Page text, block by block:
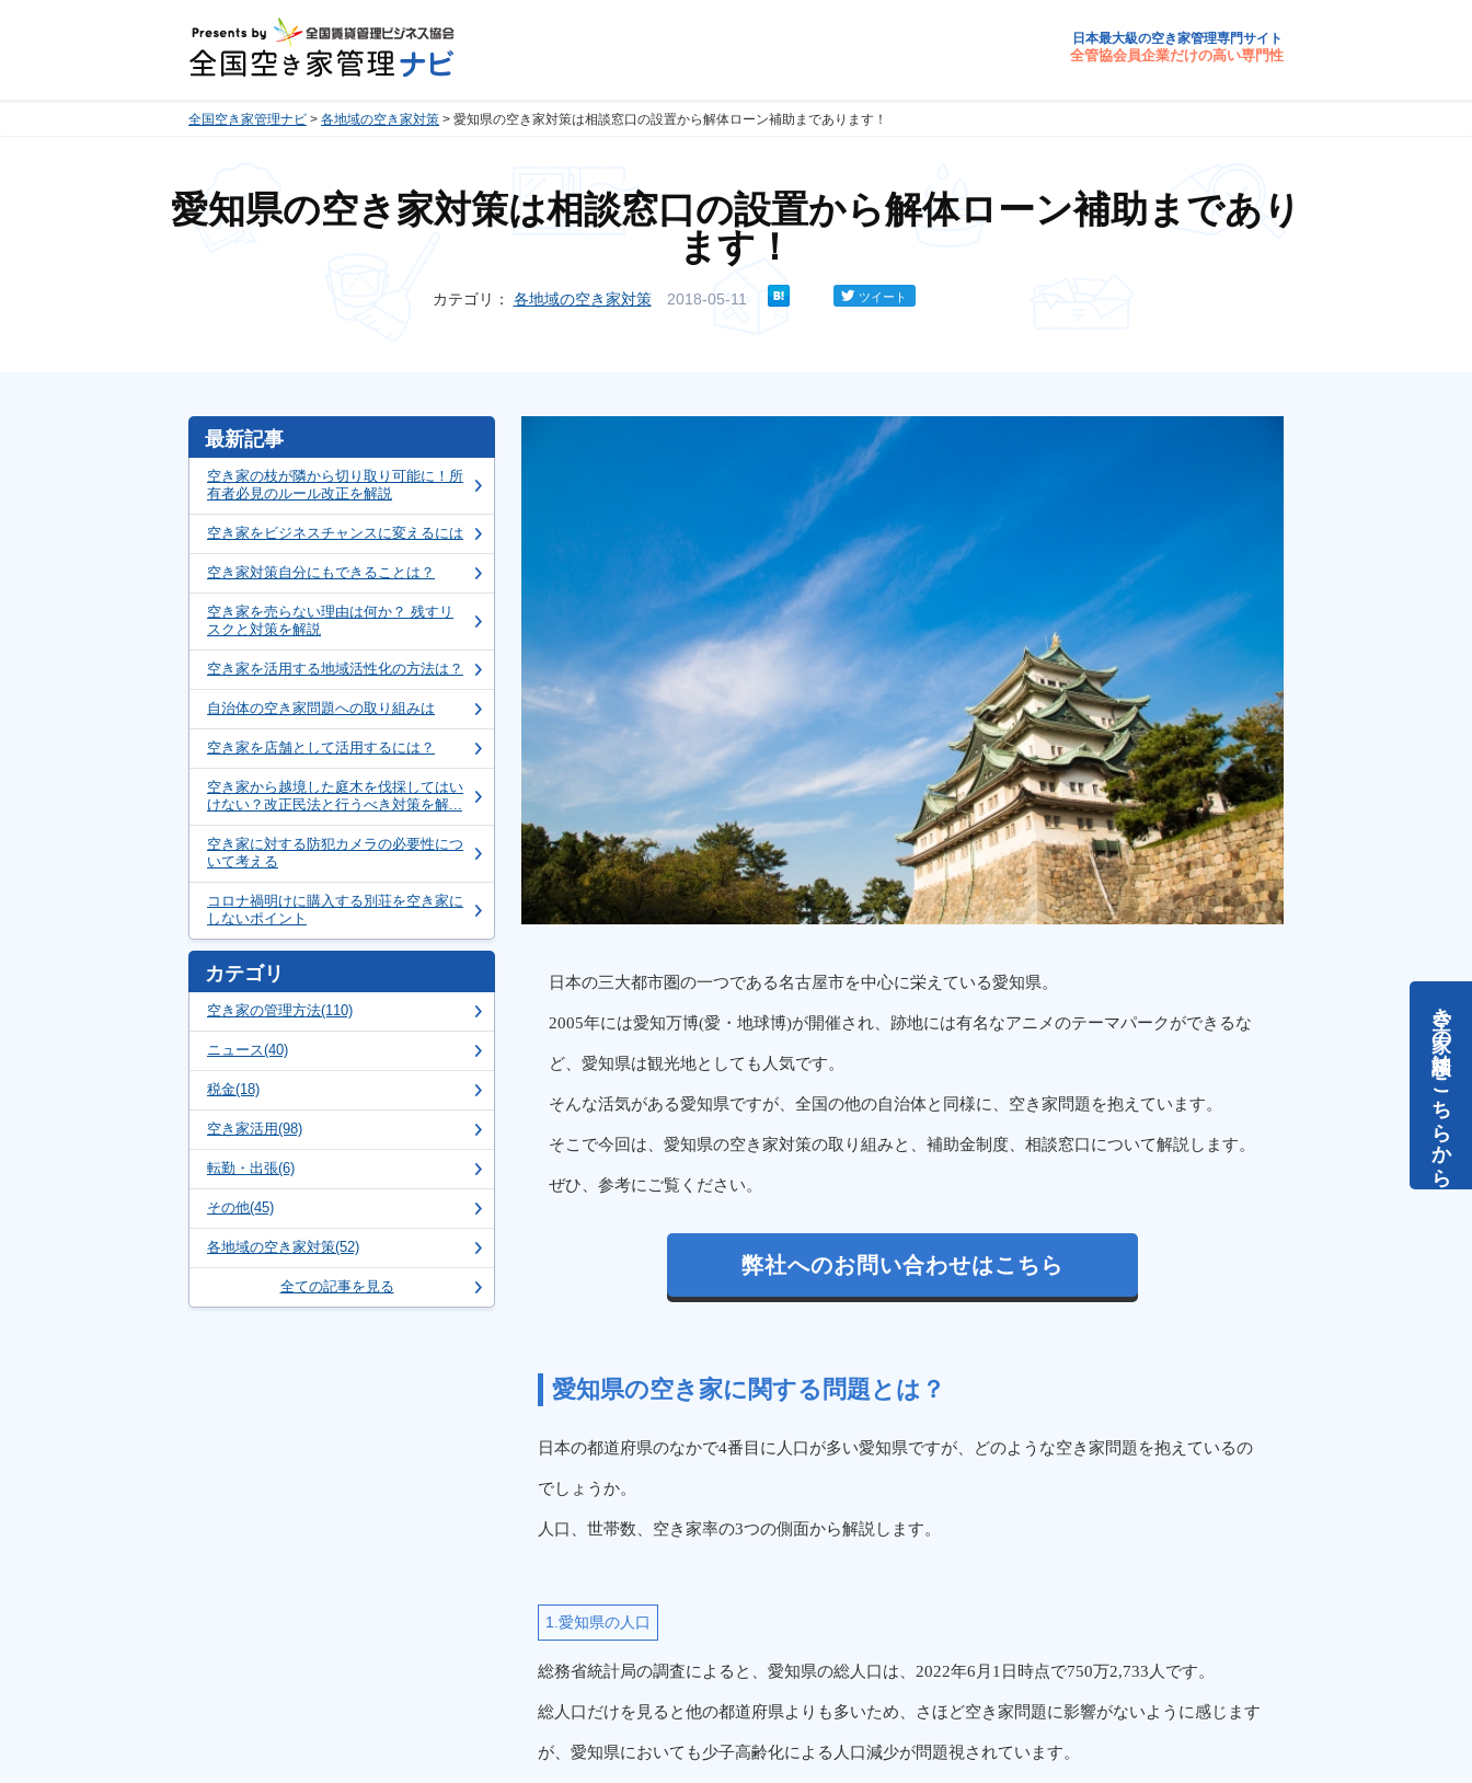
日本最大級の空き家管理専門サイト
全管協会員企業だけの高い専門性
全国空き家管理ナビ 各地域の空き家対策 愛知県の空き家対策は相談窓口の設置から解体ローン補助まであります！
愛知県の空き家対策は相談窓口の設置から解体ローン補助まであり
ます！
カテゴリ： 各地域の空き家対策 2018-05-11
日本の三大都市圏の一つである名古屋市を中心に栄えている愛知県。
2005年には愛知万博(愛・地球博)が開催され、跡地には有名なアニメのテーマパークができるな
ど、愛知県は観光地としても人気です。
そんな活気がある愛知県ですが、全国の他の自治体と同様に、空き家問題を抱えています。
そこで今回は、愛知県の空き家対策の取り組みと、補助金制度、相談窓口について解説します。
ぜひ、参考にご覧ください。
弊社へのお問い合わせはこちら
愛知県の空き家に関する問題とは？
日本の都道府県のなかで4番目に人口が多い愛知県ですが、どのような空き家問題を抱えているの
でしょうか。
人口、世帯数、空き家率の3つの側面から解説します。
1.愛知県の人口
総務省統計局の調査によると、愛知県の総人口は、2022年6月1日時点で750万2,733人です。
総人口だけを見ると他の都道府県よりも多いため、さほど空き家問題に影響がないように感じます
が、愛知県においても少子高齢化による人口減少が問題視されています。
最新記事
空き家の枝が隣から切り取り可能に！所
有者必見のルール改正を解説
空き家をビジネスチャンスに変えるには
空き家対策自分にもできることは？
空き家を売らない理由は何か？ 残すリ
スクと対策を解説
空き家を活用する地域活性化の方法は？
自治体の空き家問題への取り組みは
空き家を店舗として活用するには？
空き家から越境した庭木を伐採してはい
けない？改正民法と行うべき対策を解...
空き家に対する防犯カメラの必要性につ
いて考える
コロナ禍明けに購入する別荘を空き家に
しないポイント
カテゴリ
空き家の管理方法(110)
ニュース(40)
税金(18)
空き家活用(98)
転勤・出張(6)
その他(45)
各地域の空き家対策(52)
全ての記事を見る
空き家の相談はこちらから